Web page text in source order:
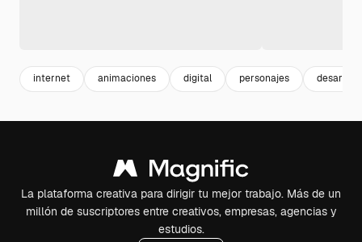
internet animaciones digital personajes
La plataforma creativa para dirigir tu mejor trabajo. Más de un
millón de suscriptores entre creativos, empresas, agencias y
estudios.